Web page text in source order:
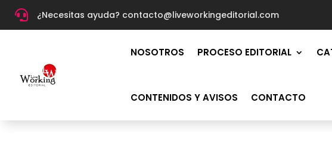
 ¿Necesitas ayuda? contacto@liveworkingeditorial.com
NOSOTROS PROCESO EDITORIAL
CONTENIDOS Y AVISOS CONTACTO